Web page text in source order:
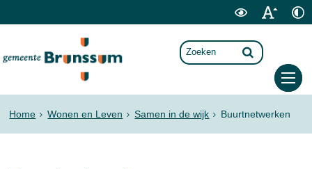
Home Wonen en Leven Samen in de wijk Buurtnetwerken